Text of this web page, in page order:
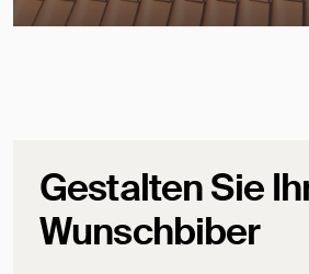
Gestalten Sie
Wunschbiber